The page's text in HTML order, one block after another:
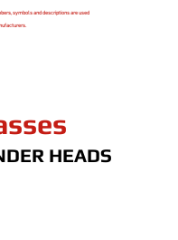
symbols and descriptions are used
HEADS